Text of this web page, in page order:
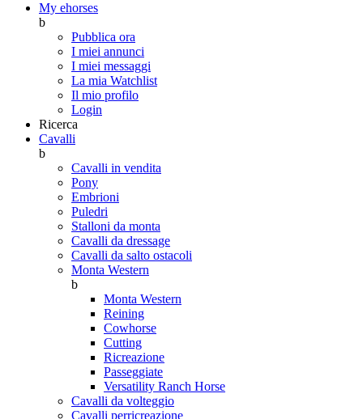
My ehorses
b
Pubblica ora
I miei annunci
I miei messaggi
La mia Watchlist
Il mio profilo
Login
Ricerca
Cavalli
b
Cavalli in vendita
Pony
Embrioni
Puledri
Stalloni da monta
Cavalli da dressage
Cavalli da salto ostacoli
Monta Western
b
Monta Western
Reining
Cowhorse
Cutting
Ricreazione
Passeggiate
Versatility Ranch Horse
Cavalli da volteggio
Cavalli perricreazione